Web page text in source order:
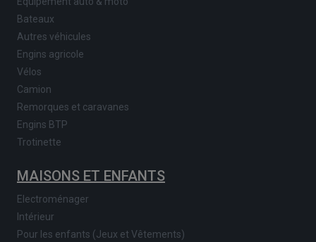
Bateaux
Autres véhicules
Engins agricole
Vélos
Camion
Remorques et caravanes
Engins BTP
Trotinette
MAISONS ET ENFANTS
Electroménager
Intérieur
Pour les enfants (Jeux et Vêtements)